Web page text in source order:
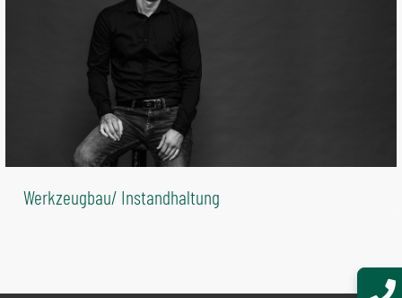
Werkzeugbau/ Instandhaltung